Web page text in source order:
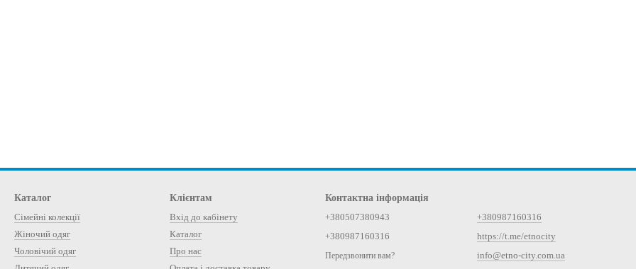
Каталог
Сімейні колекції
Жіночий одяг
Чоловічий одяг
Клієнтам
Вхід до кабінету
Каталог
Про нас
Контактна інформація
+380507380943
+380987160316
Передзвонити вам?
+380987160316
https://t.me/etnocity
info@etno-city.com.ua